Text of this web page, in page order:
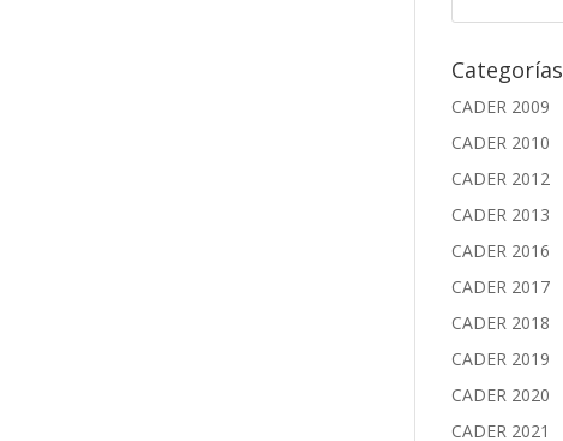
Categorías
CADER 2009
CADER 2010
CADER 2012
CADER 2013
CADER 2016
CADER 2017
CADER 2018
CADER 2019
CADER 2020
CADER 2021